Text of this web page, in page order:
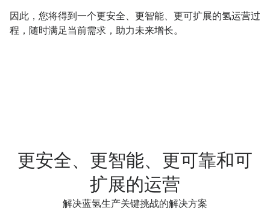
因此，您将得到一个更安全、更智能、更可扩展的氢运营过
程，随时满足当前需求，助力未来增长。
更安全、更智能、更可靠和可
扩展的运营
解决蓝氢生产关键挑战的解决方案